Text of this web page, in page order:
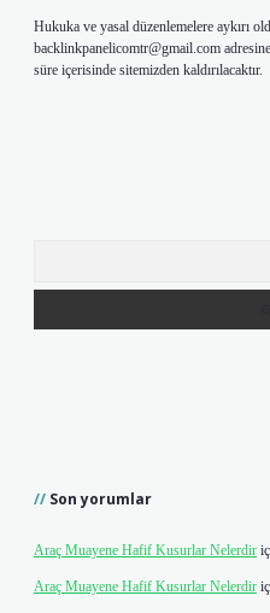
Hukuka ve yasal düzenlemelere aykırı
backlinkpanelicomtr@gmail.com
süre içerisinde sitemizden kaldırılacaktır.
Son yorumlar
Araç Muayene Hafif Kusurlar Nelerdir
Araç Muayene Hafif Kusurlar Nelerdir